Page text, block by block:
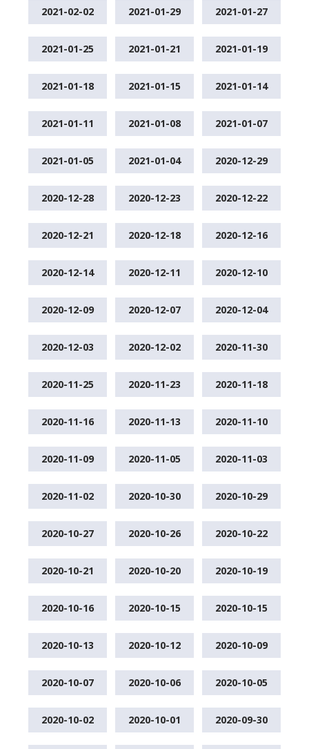
2021-02-02 2021-01-29 2021-01-27
2021-01-25 2021-01-21 2021-01-19
2021-01-18 2021-01-15 2021-01-14
2021-01-11 2021-01-08 2021-01-07
2021-01-05 2021-01-04 2020-12-29
2020-12-28 2020-12-23 2020-12-22
2020-12-21 2020-12-18 2020-12-16
2020-12-14 2020-12-11 2020-12-10
2020-12-09 2020-12-07 2020-12-04
2020-12-03 2020-12-02 2020-11-30
2020-11-25 2020-11-23 2020-11-18
2020-11-16 2020-11-13 2020-11-10
2020-11-09 2020-11-05 2020-11-03
2020-11-02 2020-10-30 2020-10-29
2020-10-27 2020-10-26 2020-10-22
2020-10-21 2020-10-20 2020-10-19
2020-10-16 2020-10-15 2020-10-15
2020-10-13 2020-10-12 2020-10-09
2020-10-07 2020-10-06 2020-10-05
2020-10-02 2020-10-01 2020-09-30